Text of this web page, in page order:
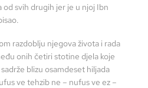
od svih drugih jer je u njoj Ibn
razdoblju njegova života i rada
onih četiri stotine djela koje
blizu osamdeset hiljada
ve tehzib ne – nufus ve ez –